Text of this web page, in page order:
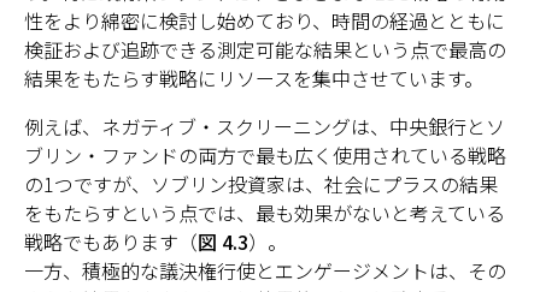
性をより綿密に検討し始めており、時間の経過とともに
検証および追跡できる測定可能な結果という点で最高の
結果をもたらす戦略にリソースを集中させています。
例えば、ネガティブ・スクリーニングは、中央銀行とソ
ブリン・ファンドの両方で最も広く使用されている戦略
の1つですが、ソブリン投資家は、社会にプラスの結果
をもたらすという点では、最も効果がないと考えている
戦略でもあります（図 4.3）。
一方、積極的な議決権行使とエンゲージメントは、その